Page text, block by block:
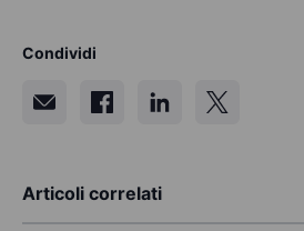
Condividi
Articoli correlati